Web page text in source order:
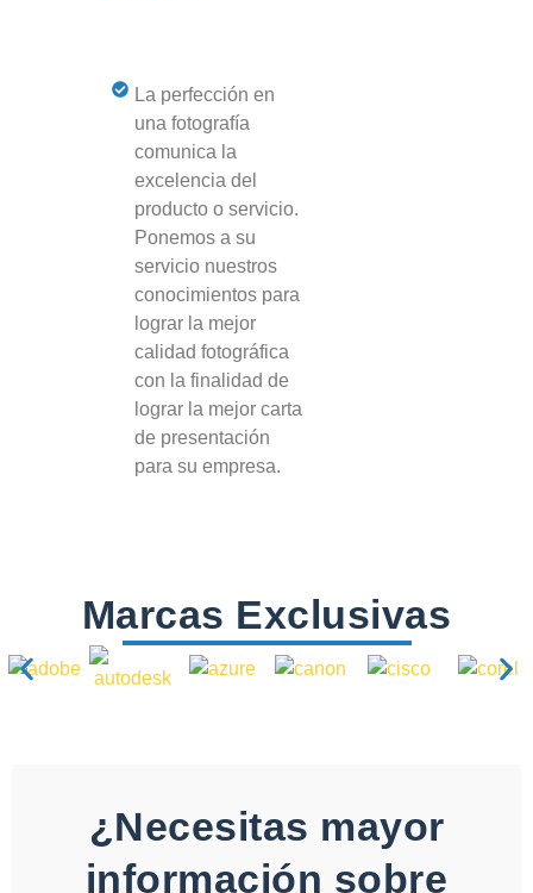
La perfección en
una fotografía
comunica la
excelencia del
producto o servicio.
Ponemos a su
servicio nuestros
conocimientos para
lograr la mejor
calidad fotográfica
con la finalidad de
lograr la mejor carta
de presentación
para su empresa.
Marcas Exclusivas
¿Necesitas mayor
información sobre